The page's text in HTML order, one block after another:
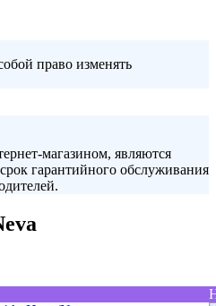
право изменять
магазином, являются
гарантийного обслуживания